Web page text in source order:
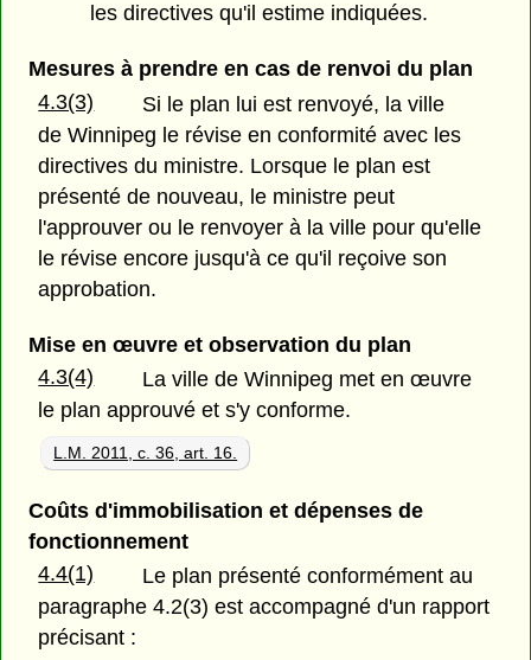
les directives qu'il estime indiquées.
Mesures à prendre en cas de renvoi du plan
4.3(3)
Si le plan lui est renvoyé, la ville
de Winnipeg le révise en conformité avec les
directives du ministre. Lorsque le plan est
présenté de nouveau, le ministre peut
l'approuver ou le renvoyer à la ville pour qu'elle
le révise encore jusqu'à ce qu'il reçoive son
approbation.
Mise en œuvre et observation du plan
4.3(4)
La ville de Winnipeg met en œuvre
le plan approuvé et s'y conforme.
L.M. 2011, c. 36, art. 16.
Coûts d'immobilisation et dépenses de
fonctionnement
4.4(1)
Le plan présenté conformément au
paragraphe 4.2(3) est accompagné d'un rapport
précisant :